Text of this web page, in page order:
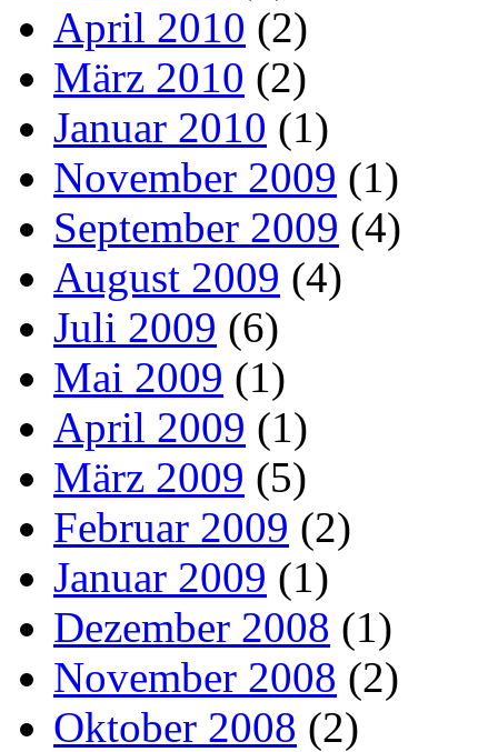
April 2010 (2)
März 2010 (2)
Januar 2010 (1)
November 2009 (1)
September 2009 (4)
August 2009 (4)
Juli 2009 (6)
Mai 2009 (1)
April 2009 (1)
März 2009 (5)
Februar 2009 (2)
Januar 2009 (1)
Dezember 2008 (1)
November 2008 (2)
Oktober 2008 (2)